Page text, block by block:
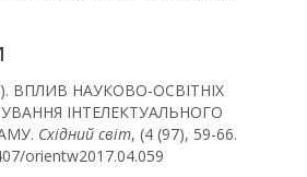
ВПЛИВ НАУКОВО-ОСВІТНІХ
ІНТЕЛЕКТУАЛЬНОГО
Східний світ, (4 (97), 59-66.
orientw2017.04.059